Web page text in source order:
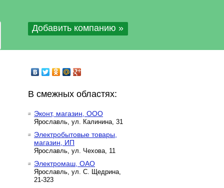
Добавить компанию »
В смежных областях:
Эконт, магазин, ООО
Ярославль, ул. Калинина, 31
Электробытовые товары,
магазин, ИП
Ярославль, ул. Чехова, 11
Электромаш, ОАО
Ярославль, ул. С. Щедрина,
21-323